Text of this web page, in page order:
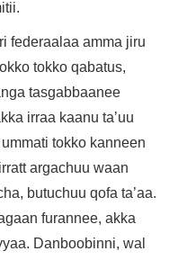
federaalaa amma jiru
tokko qabatus,
tasgabbaanee
irraa kaanu ta’uu
tokko kanneen
argachuu waan
butuchuu qofa ta’aa.
furannee, akka
Danboobinni, wal